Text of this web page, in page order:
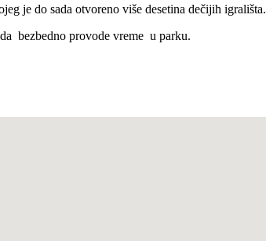
je do sada otvoreno više desetina dečijih igrališta.
bezbedno provode vreme u parku.